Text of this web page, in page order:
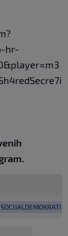
hr-
SOCIJALDEMOKRATI